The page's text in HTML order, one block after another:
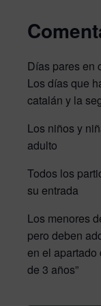
Días pares en
Los días que
catalán y la
Los niños y
adulto
Todos los
su entrada
Los menores
pero deben
en el apartado
de 3 años”